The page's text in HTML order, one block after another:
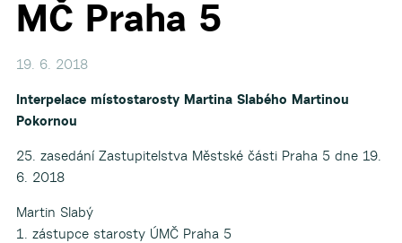
MČ Praha 5
19. 6. 2018
Interpelace místostarosty Martina Slabého Martinou
Pokornou
25. zasedání Zastupitelstva Městské části Praha 5 dne 19.
6. 2018
Martin Slabý
1. zástupce starosty ÚMČ Praha 5